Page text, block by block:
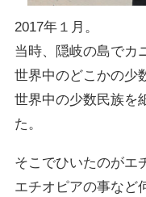
2017年１月。
当時、隠岐の島でカ
世界中のどこかの少
世界中の少数民族を
た。
そこでひいたのがエ
エチオピアの事など